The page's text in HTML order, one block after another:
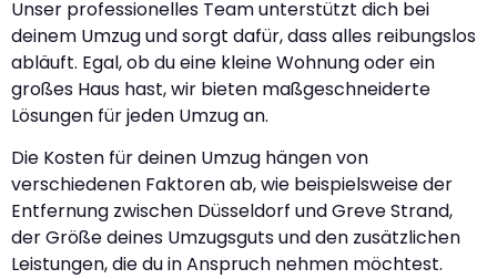
Unser professionelles Team unterstützt dich bei
deinem Umzug und sorgt dafür, dass alles reibungslos
abläuft. Egal, ob du eine kleine Wohnung oder ein
großes Haus hast, wir bieten maßgeschneiderte
Lösungen für jeden Umzug an.
Die Kosten für deinen Umzug hängen von
verschiedenen Faktoren ab, wie beispielsweise der
Entfernung zwischen Düsseldorf und Greve Strand,
der Größe deines Umzugsguts und den zusätzlichen
Leistungen, die du in Anspruch nehmen möchtest.